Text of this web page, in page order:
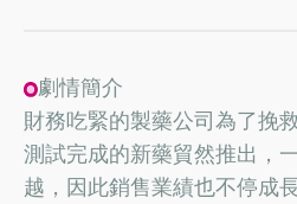
劇情簡介
財務吃緊的製藥公司為了挽
測試完成的新藥貿然推出，
越，因此銷售業績也不停成